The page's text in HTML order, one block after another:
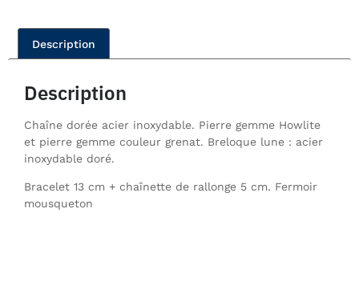
Description
Description
Chaîne dorée acier inoxydable. Pierre gemme Howlite
et pierre gemme couleur grenat. Breloque lune : acier
inoxydable doré.
Bracelet 13 cm + chaînette de rallonge 5 cm. Fermoir
mousqueton